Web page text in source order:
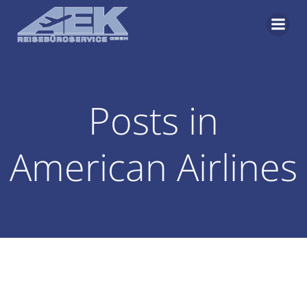
Posts in
American Airlines